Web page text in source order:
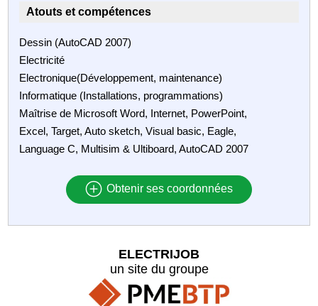
Atouts et compétences
Dessin (AutoCAD 2007)
Electricité
Electronique(Développement, maintenance)
Informatique (Installations, programmations)
Maîtrise de Microsoft Word, Internet, PowerPoint,
Excel, Target, Auto sketch, Visual basic, Eagle,
Language C, Multisim & Ultiboard, AutoCAD 2007
Obtenir ses coordonnées
ELECTRIJOB
un site du groupe